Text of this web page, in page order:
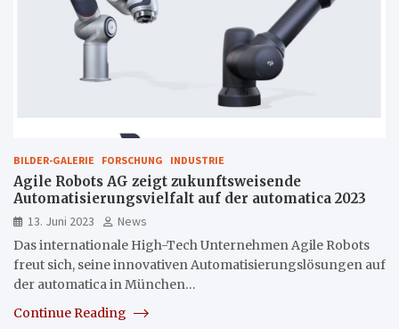
BILDER-GALERIE FORSCHUNG INDUSTRIE
Agile Robots AG zeigt zukunftsweisende
Automatisierungsvielfalt auf der automatica 2023
13. Juni 2023
News
Das internationale High-Tech Unternehmen Agile Robots
freut sich, seine innovativen Automatisierungslösungen auf
der automatica in München…
Continue Reading